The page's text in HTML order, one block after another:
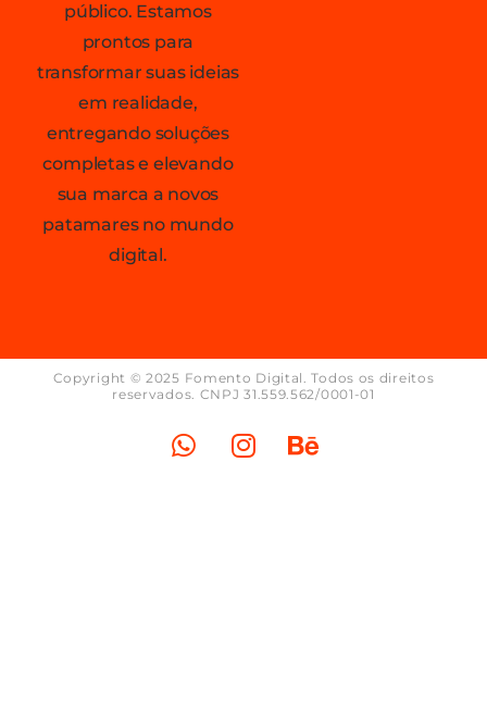
público. Estamos
prontos para
transformar suas ideias
em realidade,
entregando soluções
completas e elevando
sua marca a novos
patamares no mundo
digital.
Copyright © 2025 Fomento Digital. Todos os direitos
reservados. CNPJ 31.559.562/0001-01